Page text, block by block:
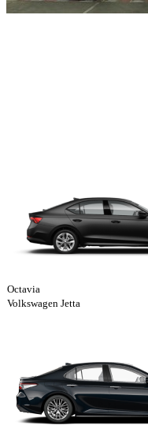
Octavia
Volkswagen Jetta